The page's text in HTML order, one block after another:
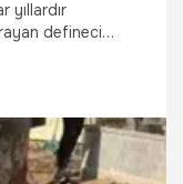
yıllardır
defineci